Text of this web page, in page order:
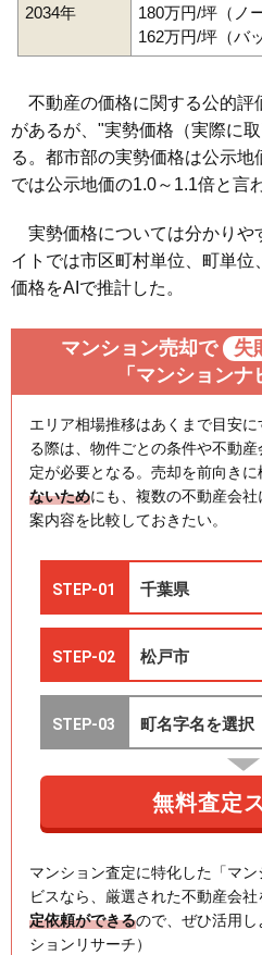
2034年
180万円/坪（ノ
162万円/坪（バ
不動産の価格に関する公的評
があるが、"実勢価格（実際に
る。都市部の実勢価格は公示
では公示地価の1.0～1.1倍と言
実勢価格については分かりや
イトでは市区町村単位、町単
価格をAIで推計した。
マンション売却で 失
「マンション
エリア相場推移はあくまで目安
る際は、物件ごとの条件や不動
定が必要となる。売却を前向きに
ないためにも、複数の不動産会
案内容を比較しておきたい。
マンション査定に特化した「マ
ビスなら、厳選された不動産会社
定依頼ができるので、ぜひ活用
ションリサーチ）